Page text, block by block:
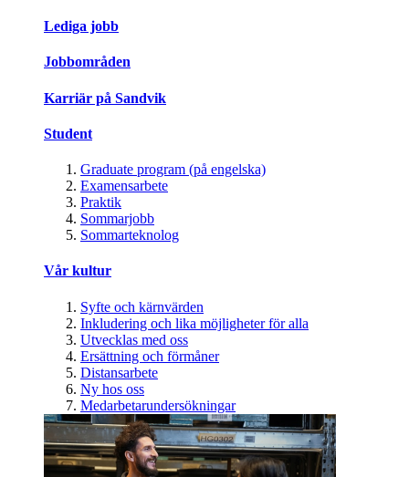
Lediga jobb
Jobbområden
Karriär på Sandvik
Student
Graduate program (på engelska)
Examensarbete
Praktik
Sommarjobb
Sommarteknolog
Vår kultur
Syfte och kärnvärden
Inkludering och lika möjligheter för alla
Utvecklas med oss
Ersättning och förmåner
Distansarbete
Ny hos oss
Medarbetarundersökningar